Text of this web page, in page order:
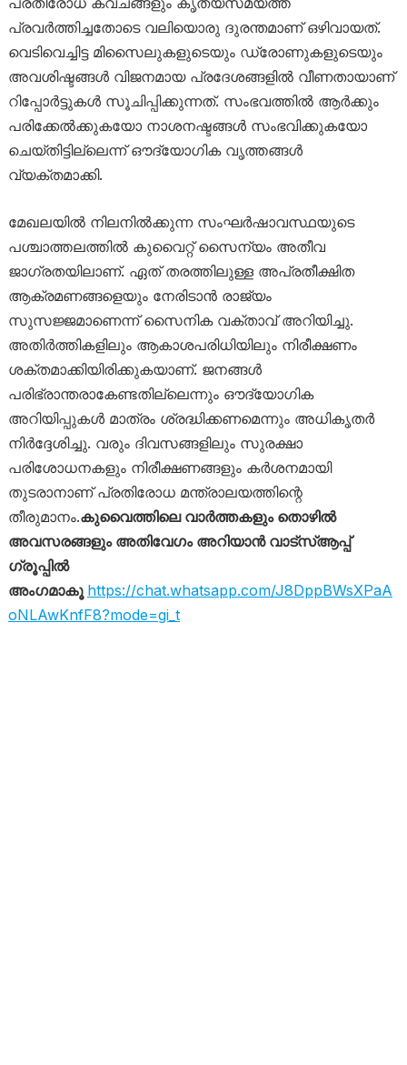
പ്രവർത്തിച്ചതോടെ വലിയൊരു ദുരന്തമാണ് ഒഴിവായത്.
വെടിവെച്ചിട്ട മിസൈലുകളുടെയും ഡ്രോണുകളുടെയും
അവശിഷ്ടങ്ങൾ വിജനമായ പ്രദേശങ്ങളിൽ വീണതായാണ്
റിപ്പോർട്ടുകൾ സൂചിപ്പിക്കുന്നത്. സംഭവത്തിൽ ആർക്കും
പരിക്കേൽക്കുകയോ നാശനഷ്ടങ്ങൾ സംഭവിക്കുകയോ
ചെയ്തിട്ടില്ലെന്ന് ഔദ്യോഗിക വൃത്തങ്ങൾ
വ്യക്തമാക്കി.
മേഖലയിൽ നിലനിൽക്കുന്ന സംഘർഷാവസ്ഥയുടെ
പശ്ചാത്തലത്തിൽ കുവൈറ്റ് സൈന്യം അതീവ
ജാഗ്രതയിലാണ്. ഏത് തരത്തിലുള്ള അപ്രതീക്ഷിത
ആക്രമണങ്ങളെയും നേരിടാൻ രാജ്യം
സുസജ്ജമാണെന്ന് സൈനിക വക്താവ് അറിയിച്ചു.
അതിർത്തികളിലും ആകാശപരിധിയിലും നിരീക്ഷണം
ശക്തമാക്കിയിരിക്കുകയാണ്. ജനങ്ങൾ
പരിഭ്രാന്തരാകേണ്ടതില്ലെന്നും ഔദ്യോഗിക
അറിയിപ്പുകൾ മാത്രം ശ്രദ്ധിക്കണമെന്നും അധികൃതർ
നിർദ്ദേശിച്ചു. വരും ദിവസങ്ങളിലും സുരക്ഷാ
പരിശോധനകളും നിരീക്ഷണങ്ങളും കർശനമായി
തുടരാനാണ് പ്രതിരോധ മന്ത്രാലയത്തിന്റെ
തീരുമാനം.കുവൈത്തിലെ വാർത്തകളും തൊഴിൽ
അവസരങ്ങളും അതിവേഗം അറിയാൻ വാട്സ്ആപ്പ്
ഗ്രൂപ്പിൽ
അംഗമാകൂ https://chat.whatsapp.com/J8DppBWsXPaA
oNLAwKnfF8?mode=gi_t